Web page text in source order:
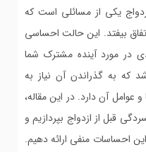
یکی از مسائلی است که
بیفتد. این حالت احساسی
در مورد آینده مشترک شما
که به گذراندن آن نیاز به
آن دارد. در این مقاله،
قبل از ازدواج بپردازیم و
احساسات منفی ارائه دهیم.